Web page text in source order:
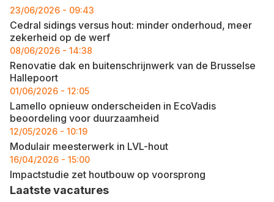
23/06/2026 - 09:43
Cedral sidings versus hout: minder onderhoud, meer
zekerheid op de werf
08/06/2026 - 14:38
Renovatie dak en buitenschrijnwerk van de Brusselse
Hallepoort
01/06/2026 - 12:05
Lamello opnieuw onderscheiden in EcoVadis
beoordeling voor duurzaamheid
12/05/2026 - 10:19
Modulair meesterwerk in LVL-hout
16/04/2026 - 15:00
Impactstudie zet houtbouw op voorsprong
Laatste vacatures